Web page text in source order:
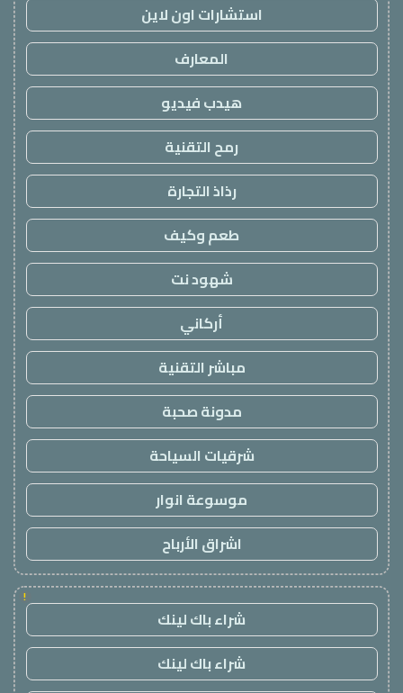
استشارات اون لاين
المعارف
هيدب فيديو
رمح التقنية
رذاذ التجارة
طعم وكيف
شهود نت
أركاني
مباشر التقنية
مدونة صحبة
شرقيات السياحة
موسوعة انوار
اشراق الأرباح
!
شراء باك لينك
شراء باك لينك